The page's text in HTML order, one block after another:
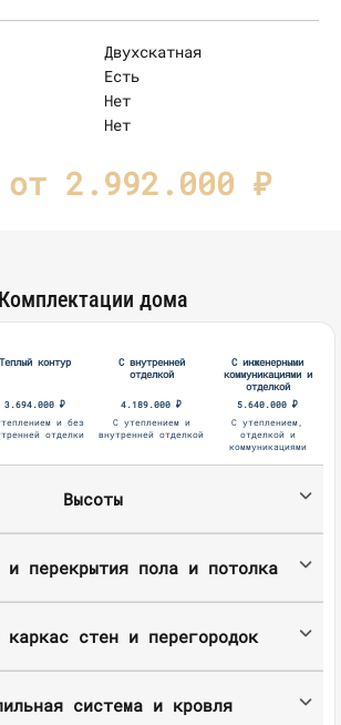
Двухскатная
Есть
Нет
Нет
от 2.992.000 ₽
Комплектации дома
Теплый контур
3.694.000 ₽
и без
отделки
С внутренней
отделкой
4.189.000 ₽
С утеплением и
внутренней отделкой
С инженерными
коммуникациями и
отделкой
5.640.000 ₽
С утеплением,
отделкой и
коммуникациями
Высоты
и перекрытия пола и потолка
каркас стен и перегородок
система и кровля